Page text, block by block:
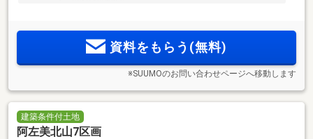
資料をもらう(無料)
※SUUMOのお問い合わせページへ移動します
建築条件付土地
阿左美北山7区画